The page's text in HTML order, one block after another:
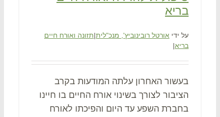
אורטל רובינוביץ', מנכ"לית תזונה ואורח חיים
בעשור האחרון עלתה המודעות בקרב
הציבור לצורך בשינוי אורח החיים בו חיינו
בחברת השפע עד היום והפיכתו לאורח